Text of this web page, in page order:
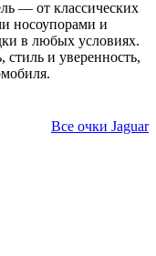
— от классических
носоупорами и
в любых условиях.
стиль и уверенность,
Все очки Jaguar